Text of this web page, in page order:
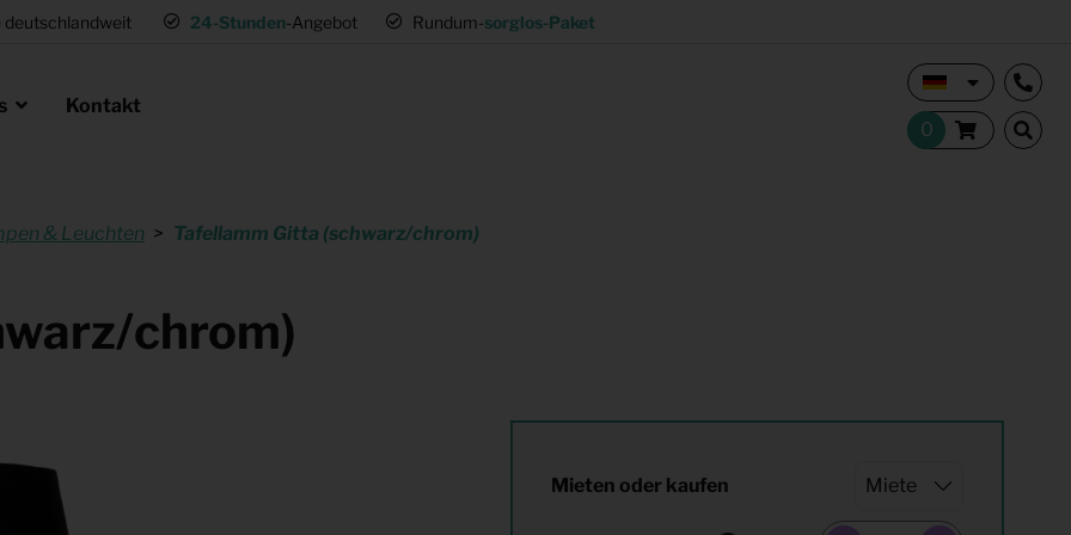
deutschlandweit 24-Stunden-Angebot Rundum-sorglos-Paket
Kontakt
als Profi
Mietmöbel für Expat Mitarbeiter
Einrichtung für (Fernseh) Produktion Shop
& Leuchten Tafellamm Gitta (schwarz/chrom)
chrom)
Mieten oder kaufen